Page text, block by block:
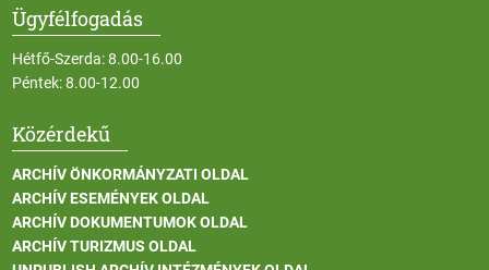
Ügyfélfogadás
Hétfő-Szerda: 8.00-16.00
Péntek: 8.00-12.00
Közérdekű
ARCHÍV ÖNKORMÁNYZATI OLDAL
ARCHÍV ESEMÉNYEK OLDAL
ARCHÍV DOKUMENTUMOK OLDAL
ARCHÍV TURIZMUS OLDAL